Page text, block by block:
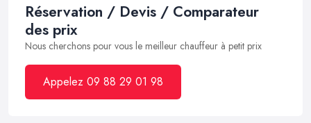
Réservation / Devis / Comparateur
des prix
Nous cherchons pour vous le meilleur chauffeur à petit prix
Appelez 09 88 29 01 98